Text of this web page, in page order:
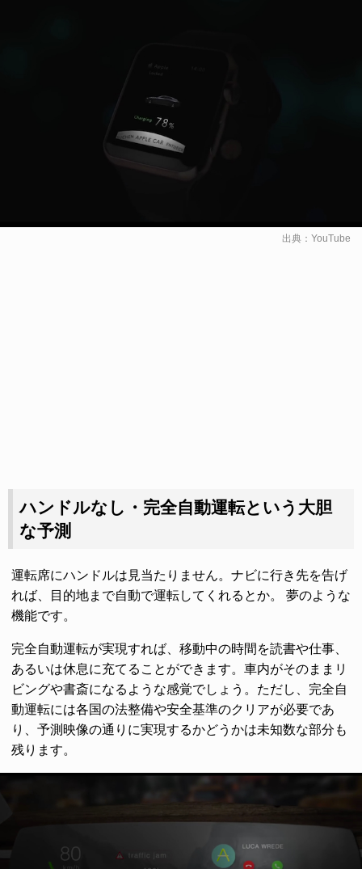
出典： YouTube
ハンドルなし・完全自動運転という大胆
な予測
運転席にハンドルは見当たりません。ナビに行き先を告げ
れば、目的地まで自動で運転してくれるとか。 夢のような
機能です。
完全自動運転が実現すれば、移動中の時間を読書や仕事、
あるいは休息に充てることができます。車内がそのままリ
ビングや書斎になるような感覚でしょう。ただし、完全自
動運転には各国の法整備や安全基準のクリアが必要であ
り、予測映像の通りに実現するかどうかは未知数な部分も
残ります。